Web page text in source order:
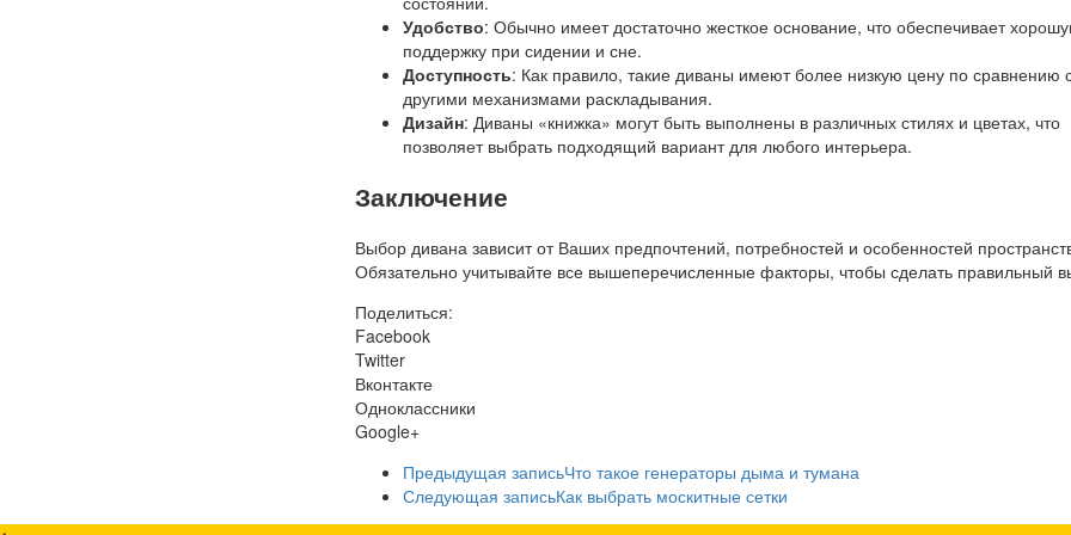
Удобство: Обычно имеет достаточно жесткое основание, что обеспечивает
поддержку при сидении и сне.
Доступность: Как правило, такие диваны имеют более низкую цену по сравнению
другими механизмами раскладывания.
Дизайн: Диваны «книжка» могут быть выполнены в различных стилях и цветах, что
позволяет выбрать подходящий вариант для любого интерьера.
Заключение
Выбор дивана зависит от Ваших предпочтений, потребностей и особенностей
Обязательно учитывайте все вышеперечисленные факторы, чтобы сделать правильный
Поделиться:
Facebook
Twitter
Вконтакте
Одноклассники
Google+
Предыдущая записьЧто такое генераторы дыма и тумана
Следующая записьКак выбрать москитные сетки